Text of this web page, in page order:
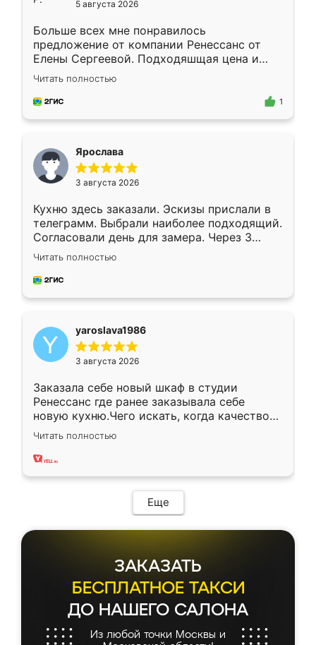
5 августа 2026
Больше всех мне понравилось
предложение от компании Ренессанс от
Елены Сергеевой. Подходяшщая цена и
короткие сроки изготовления. Приехавший
для замера сотрудник Владислав
предложил по моему эскизу самый
Читать полностью
1
Ярослава
3 августа 2026
Кухню здесь заказали. Эскизы прислали в
телеграмм. Выбрали наиболее подходящий.
Согласовали день для замера. Через 3
недели кухня была уже готова. Остались
довольны работой. Спасибо Ренессанс
мебель за качественную работу!
Читать полностью
yaroslava1986
3 августа 2026
Заказала себе новый шкаф в студии
Ренессанс где ранее заказывала себе
новую кухню.Чего искать, когда качеством
вполне довольна. Служит кухня уже почти
два года, нареканий нет.
Читать полностью
Еще
ЗАКАЗАТЬ
БЕСПЛАТНОЕ ТАКСИ
ДО НАШЕГО САЛОНА
Из любой точки Москвы и